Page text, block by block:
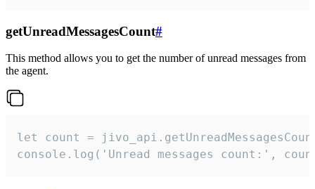
getUnreadMessagesCount#
This method allows you to get the number of unread messages from
the agent.
let count =
console.log('Unread messages count:',